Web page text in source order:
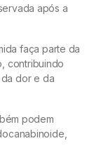
após a
faça parte da
contribuindo
dor e da
podem